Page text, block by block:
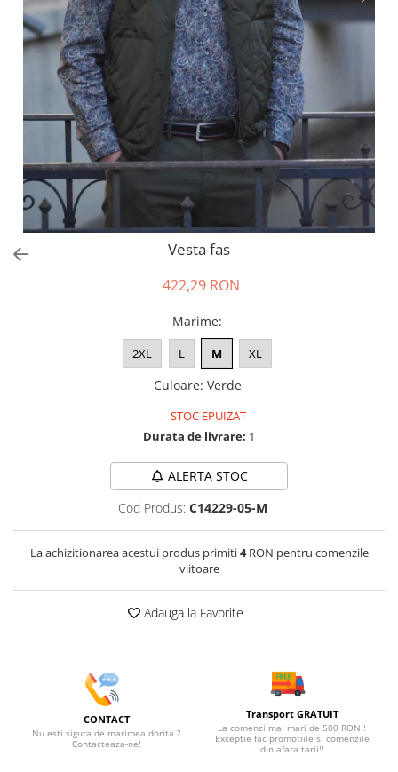
Tricouri si topuri
Rochii de eveniment
Vesta fas
422,29 RON
Marime:
2XL L M XL
Culoare: Verde
STOC EPUIZAT
Durata de livrare: 1
ALERTA STOC
Cod Produs: C14229-05-M
La achizitionarea acestui produs primiti4RON pentru comenzile
viitoare
Adauga la Favorite
CONTACT
Nu esti sigura de marimea dorita ?
Contacteaza-ne!
Transport GRATUIT
La comenzi mai mari de 500 RON !
Exceptie fac promotiile si comenzile
din afara tarii!!